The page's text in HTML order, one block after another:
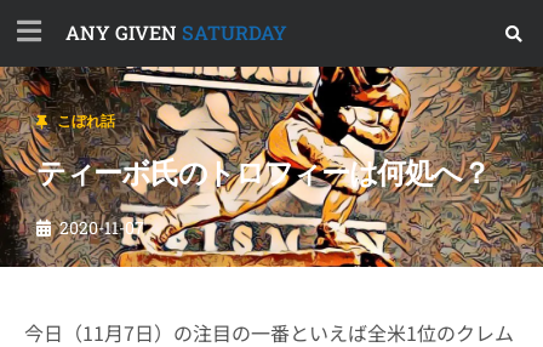
ANY GIVEN SATURDAY
こぼれ話
ティーボ氏のトロフィーは何処へ？
2020-11-07
今日（11月7日）の注目の一番といえば全米1位のクレム